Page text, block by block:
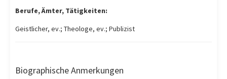
Berufe, Ämter, Tätigkeiten:
Geistlicher, ev.; Theologe, ev.; Publizist
Biographische Anmerkungen